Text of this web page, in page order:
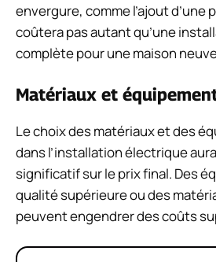
envergure, comme l’ajout d’une
coûtera pas autant qu’une
complète pour une maison
Matériaux et
Le choix des matériaux et des
dans l’installation électrique
significatif sur le prix final. Des
qualité supérieure ou des
peuvent engendrer des coûts